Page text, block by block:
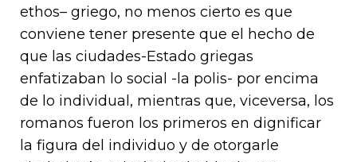
ethos– griego, no menos cierto es que
conviene tener presente que el hecho de
que las ciudades-Estado griegas
enfatizaban lo social -la polis- por encima
de lo individual, mientras que, viceversa, los
romanos fueron los primeros en dignificar
la figura del individuo y de otorgarle